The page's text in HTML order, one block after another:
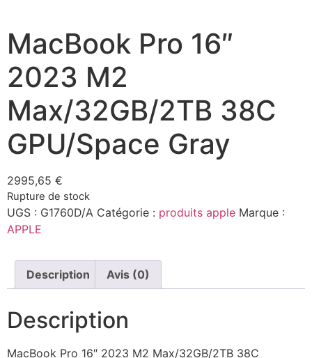
MacBook Pro 16″
2023 M2
Max/32GB/2TB 38C
GPU/Space Gray
2995,65 €
Rupture de stock
UGS : G1760D/A Catégorie : produits apple Marque :
APPLE
Description Avis (0)
Description
MacBook Pro 16″ 2023 M2 Max/32GB/2TB 38C